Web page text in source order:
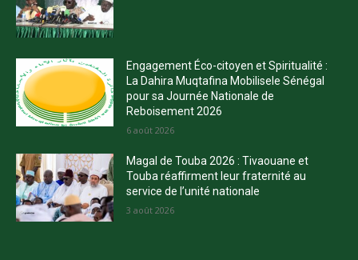
Engagement Éco-citoyen et Spiritualité :
La Dahira Muqtafina Mobilisele Sénégal
pour sa Journée Nationale de
Reboisement 2026
6 août 2026
Magal de Touba 2026 : Tivaouane et
Touba réaffirment leur fraternité au
service de l’unité nationale
3 août 2026